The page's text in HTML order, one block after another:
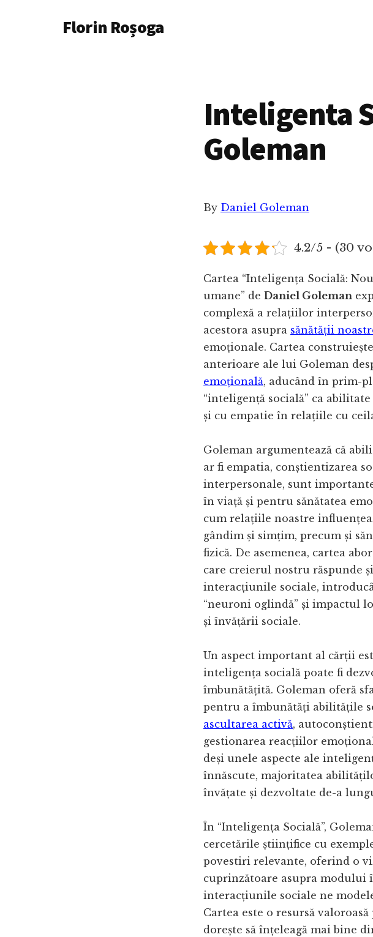
AdditionalFlorin Roșoga
Inteligenta
Goleman
By Daniel Goleman
4.2/5 - (30
Cartea “Inteligența Socială:
umane” de Daniel Goleman
complexă a relațiilor
acestora asupra sănătății
emoționale. Cartea
anterioare ale lui Goleman
emoțională, aducând în prim-
“inteligență socială” ca
și cu empatie în relațiile cu
Goleman argumentează că
ar fi empatia, conștientizarea
interpersonale, sunt
în viață și pentru sănătatea
cum relațiile noastre
gândim și simțim, precum și
fizică. De asemenea, cartea
care creierul nostru răspunde
interacțiunile sociale,
“neuroni oglindă” și impactul
și învățării sociale.
Un aspect important al cărții
inteligența socială poate fi
îmbunătățită. Goleman oferă
pentru a îmbunătăți abilitățile
ascultarea activă,
gestionarea reacțiilor
deși unele aspecte ale
înnăscute, majoritatea
învățate și dezvoltate de-a
În “Inteligența Socială”,
cercetările științifice cu
povestiri relevante, oferind o
cuprinzătoare asupra modului
interacțiunile sociale ne
Cartea este o resursă
dorește să înțeleagă mai bine